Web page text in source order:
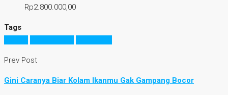
Rp2.800.000,00
Tags
Prev Post
Gini Caranya Biar Kolam Ikanmu Gak Gampang Bocor